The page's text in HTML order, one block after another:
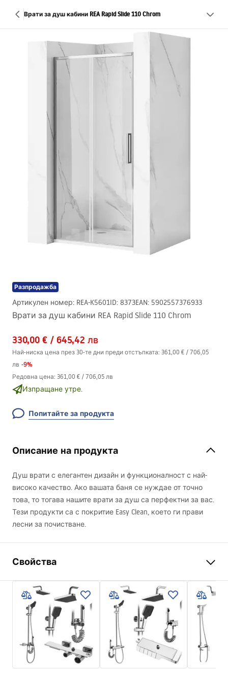
Врати за душ кабини REA Rapid Slide 110 Chrom
Разпродажба
Артикулен номер: REA-K5601ID: 8373EAN: 5902557376933
Врати за душ кабини REA Rapid Slide 110 Chrom
330,00 € / 645,42 лв
Най-ниска цена през 30-те дни преди отстъпката: 361,00 € / 706,05
лв -9%
Редовна цена: 361,00 € / 706,05 лв
Изпращане утре.
Попитайте за продукта
Описание на продукта
Душ врати с елегантен дизайн и функционалност с най-
високо качество. Ако вашата баня се нуждае от точно
това, то тогава нашите врати за душ са перфектни за вас.
Тези продукти са с покритие Easy Clean, което ги прави
лесни за почистване.
Свойства
Начин на отваряне на
вратата
На релси
Размер на душ-вратата
Посока на отваряне на
врата
универсално
дебелина стъклото
6 мм